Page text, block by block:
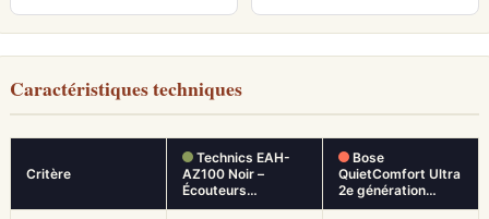
Caractéristiques techniques
Critère
Technics EAH-
AZ100 Noir –
Écouteurs…
Bose
QuietComfort Ultra
2e génération…